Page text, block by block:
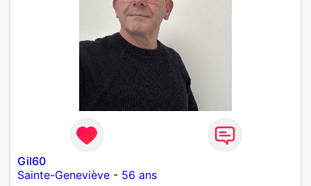
Gil60
Sainte-Geneviève - 56 ans